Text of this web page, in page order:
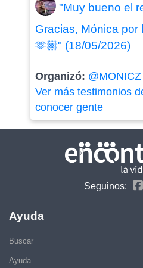
"Muy bueno el
Gracias, Mónica por
🫶🏽" (18/05/2026)
Organizó: @MONICZ
Ver más testimonios
conocer gente
Seguinos:
Ayuda
Buscar
Ayuda